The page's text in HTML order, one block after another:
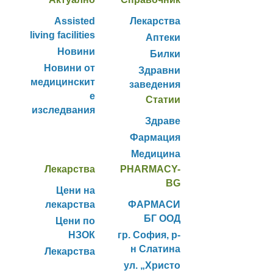
Assisted
living facilities
Новини
Новини от
медицинскит
е
изследвания
Лекарства
Аптеки
Билки
Здравни
заведения
Статии
Здраве
Фармация
Медицина
Лекарства
Цени на
лекарства
Цени по
НЗОК
Лекарства
PHARMACY-
BG
ФАРМАСИ
БГ ООД
гр. София, р-
н Слатина
ул. „Христо